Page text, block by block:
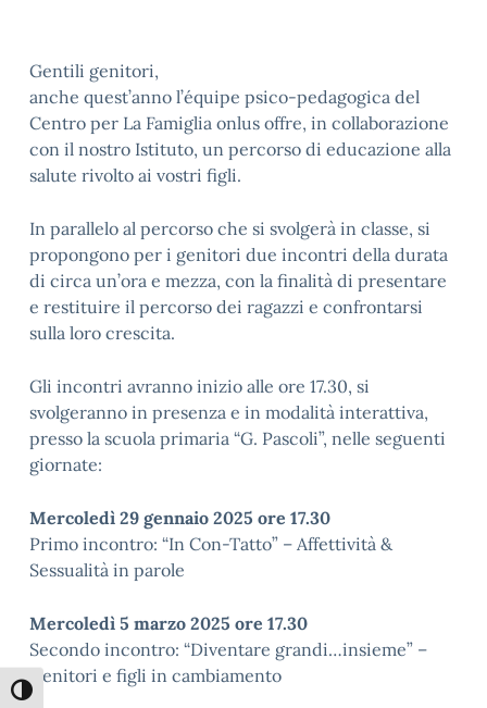
Attiva/disattiva alto contrasto
Gentili genitori,
anche quest’anno l’équipe psico-pedagogica del
Centro per La Famiglia onlus offre, in collaborazione
con il nostro Istituto, un percorso di educazione alla
salute rivolto ai vostri figli.
In parallelo al percorso che si svolgerà in classe, si
propongono per i genitori due incontri della durata
di circa un’ora e mezza, con la finalità di presentare
e restituire il percorso dei ragazzi e confrontarsi
sulla loro crescita.
Gli incontri avranno inizio alle ore 17.30, si
svolgeranno in presenza e in modalità interattiva,
presso la scuola primaria “G. Pascoli”, nelle seguenti
giornate:
Mercoledì 29 gennaio 2025 ore 17.30
Primo incontro: “In Con-Tatto” – Affettività &
Sessualità in parole
Mercoledì 5 marzo 2025 ore 17.30
Secondo incontro: “Diventare grandi…insieme” –
Genitori e figli in cambiamento